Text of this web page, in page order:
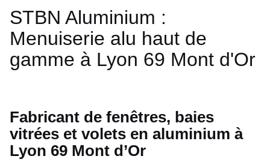
STBN Aluminium :
Menuiserie alu haut de
gamme à Lyon 69 Mont d'Or
Fabricant de fenêtres, baies
vitrées et volets en aluminium à
Lyon 69 Mont d’Or